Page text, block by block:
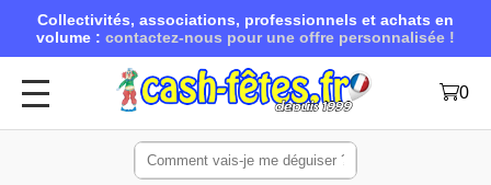
Collectivités, associations, professionnels et achats en
volume : contactez-nous pour une offre personnalisée !
0